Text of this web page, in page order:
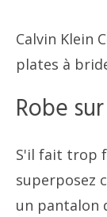
Calvin Klein
plates à
Robe
S'il fait trop
superposez
un pantalon